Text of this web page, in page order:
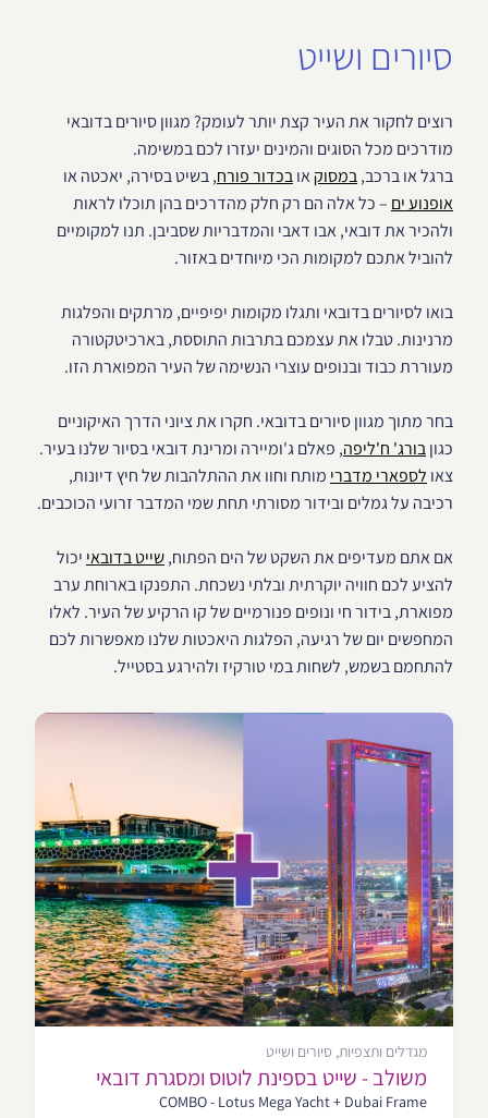
סיורים ושייט
רוצים לחקור את העיר קצת יותר לעומק? מגוון סיורים בדובאי
מודרכים מכל הסוגים והמינים יעזרו לכם במשימה.
ברגל או ברכב,במסוקאובכדור פורח, בשיט בסירה, יאכטה או
אופנוע ים – כל אלה הם רק חלק מהדרכים בהן תוכלו לראות
ולהכיר את דובאי, אבו דאבי והמדבריות שסביבן. תנו למקומיים
להוביל אתכם למקומות הכי מיוחדים באזור.
בואו לסיורים בדובאי ותגלו מקומות יפיפיים, מרתקים והפלגות
מרנינות. טבלו את עצמכם בתרבות התוססת, בארכיטקטורה
מעוררת כבוד ובנופים עוצרי הנשימה של העיר המפוארת הזו.
בחר מתוך מגוון סיורים בדובאי. חקרו את ציוני הדרך האיקוניים
כגוןבורג' ח'ליפה, פאלם ג'ומיירה ומרינת דובאי בסיור שלנו בעיר.
צאו לספארי מדברי מותח וחוו את ההתלהבות של חיץ דיונות,
רכיבה על גמלים ובידור מסורתי תחת שמי המדבר זרועי הכוכבים.
אם אתם מעדיפים את השקט של הים הפתוח,שייט בדובאי יכול
להציע לכם חוויה יוקרתית ובלתי נשכחת. התפנקו בארוחת ערב
מפוארת, בידור חי ונופים פנורמיים של קו הרקיע של העיר. לאלו
המחפשים יום של רגיעה, הפלגות היאכטות שלנו מאפשרות לכם
להתחמם בשמש, לשחות במי טורקיז ולהירגע בסטייל.
מגדלים ותצפיות, סיורים ושייט
משולב - שייט בספינת לוטוס ומסגרת דובאי
COMBO - Lotus Mega Yacht + Dubai Frame